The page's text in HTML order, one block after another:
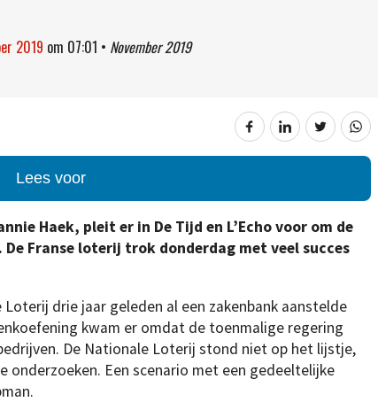
2019 om 07:01 • November 2019
Lees voor
Haek, pleit er in De Tijd en L’Echo voor om de
Franse loterij trok donderdag met veel succes
drie jaar geleden al een zakenbank aanstelde
kwam er omdat de toenmalige regering
De Nationale Loterij stond niet op het lijstje,
Een scenario met een gedeeltelijke